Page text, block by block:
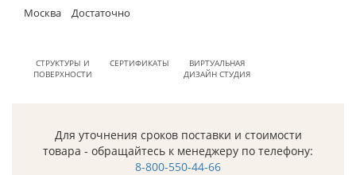
Москва Достаточно
СТРУКТУРЫ И
ПОВЕРХНОСТИ
СЕРТИФИКАТЫ
ВИРТУАЛЬНАЯ
ДИЗАЙН СТУДИЯ
Для уточнения сроков поставки и стоимости
товара - обращайтесь к менеджеру по телефону:
8-800-550-44-66